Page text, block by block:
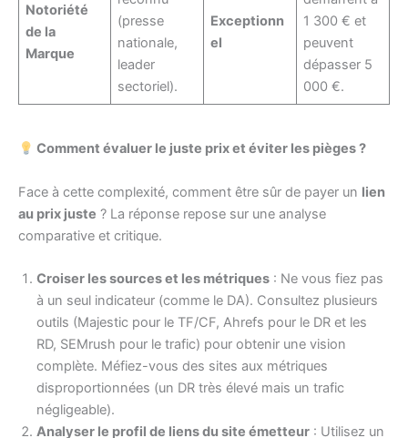
Notoriété
de la
Marque
(presse
nationale,
leader
sectoriel).
Exceptionn
el
1 300 € et
peuvent
dépasser 5
000 €.
Comment évaluer le juste prix et éviter les pièges ?
Face à cette complexité, comment être sûr de payer un lien
au prix juste ? La réponse repose sur une analyse
comparative et critique.
Croiser les sources et les métriques : Ne vous fiez pas
à un seul indicateur (comme le DA). Consultez plusieurs
outils (Majestic pour le TF/CF, Ahrefs pour le DR et les
RD, SEMrush pour le trafic) pour obtenir une vision
complète. Méfiez-vous des sites aux métriques
disproportionnées (un DR très élevé mais un trafic
négligeable).
Analyser le profil de liens du site émetteur : Utilisez un